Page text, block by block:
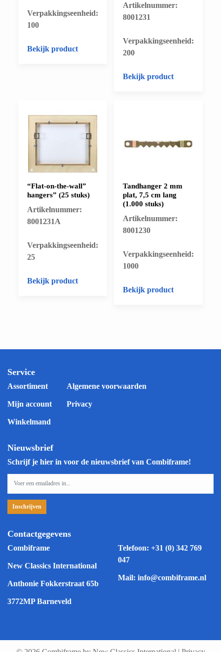
​Verpakkingseenheid:
100
Bekijk product
Artikelnummer:
8001231
​Verpakkingseenheid:
200
Bekijk product
“Flat-on-the-wall”
hangers” (25 stuks)
Artikelnummer:
8001231A
​Verpakkingseenheid:
25
Bekijk product
Tandhanger 2 mm
plat, 7,5 cm lang
(1.000 stuks)
Artikelnummer:
8001230
​Verpakkingseenheid:
1000
Bekijk product
Service
Assortiment
Mijn account
Winkelmand
Algemene voorwaarden
Privacy
Nieuwsbrief
Schrijf je hier in voor de nieuwsbrief van Combiframe!
Contactgegevens
Combiframe
New Classics International
Anthonie Fokkerstraat 65b
3772MP Barneveld
Telefoon: +31 (0) 342 769
047
Mail: info@combiframe.nl